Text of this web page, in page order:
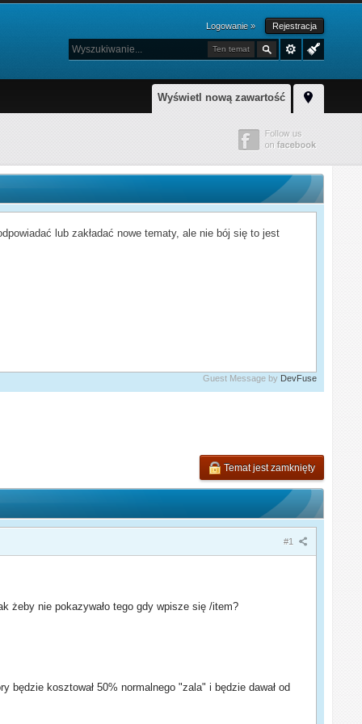
Logowanie » Rejestracja
Ten temat
Wyświetl nową zawartość
lub zakładać nowe tematy, ale nie bój się to jest
Guest Message by DevFuse
Temat jest zamknięty
#1
żeby nie pokazywało tego gdy wpisze się /item?
będzie kosztował 50% normalnego "zala" i będzie dawał od